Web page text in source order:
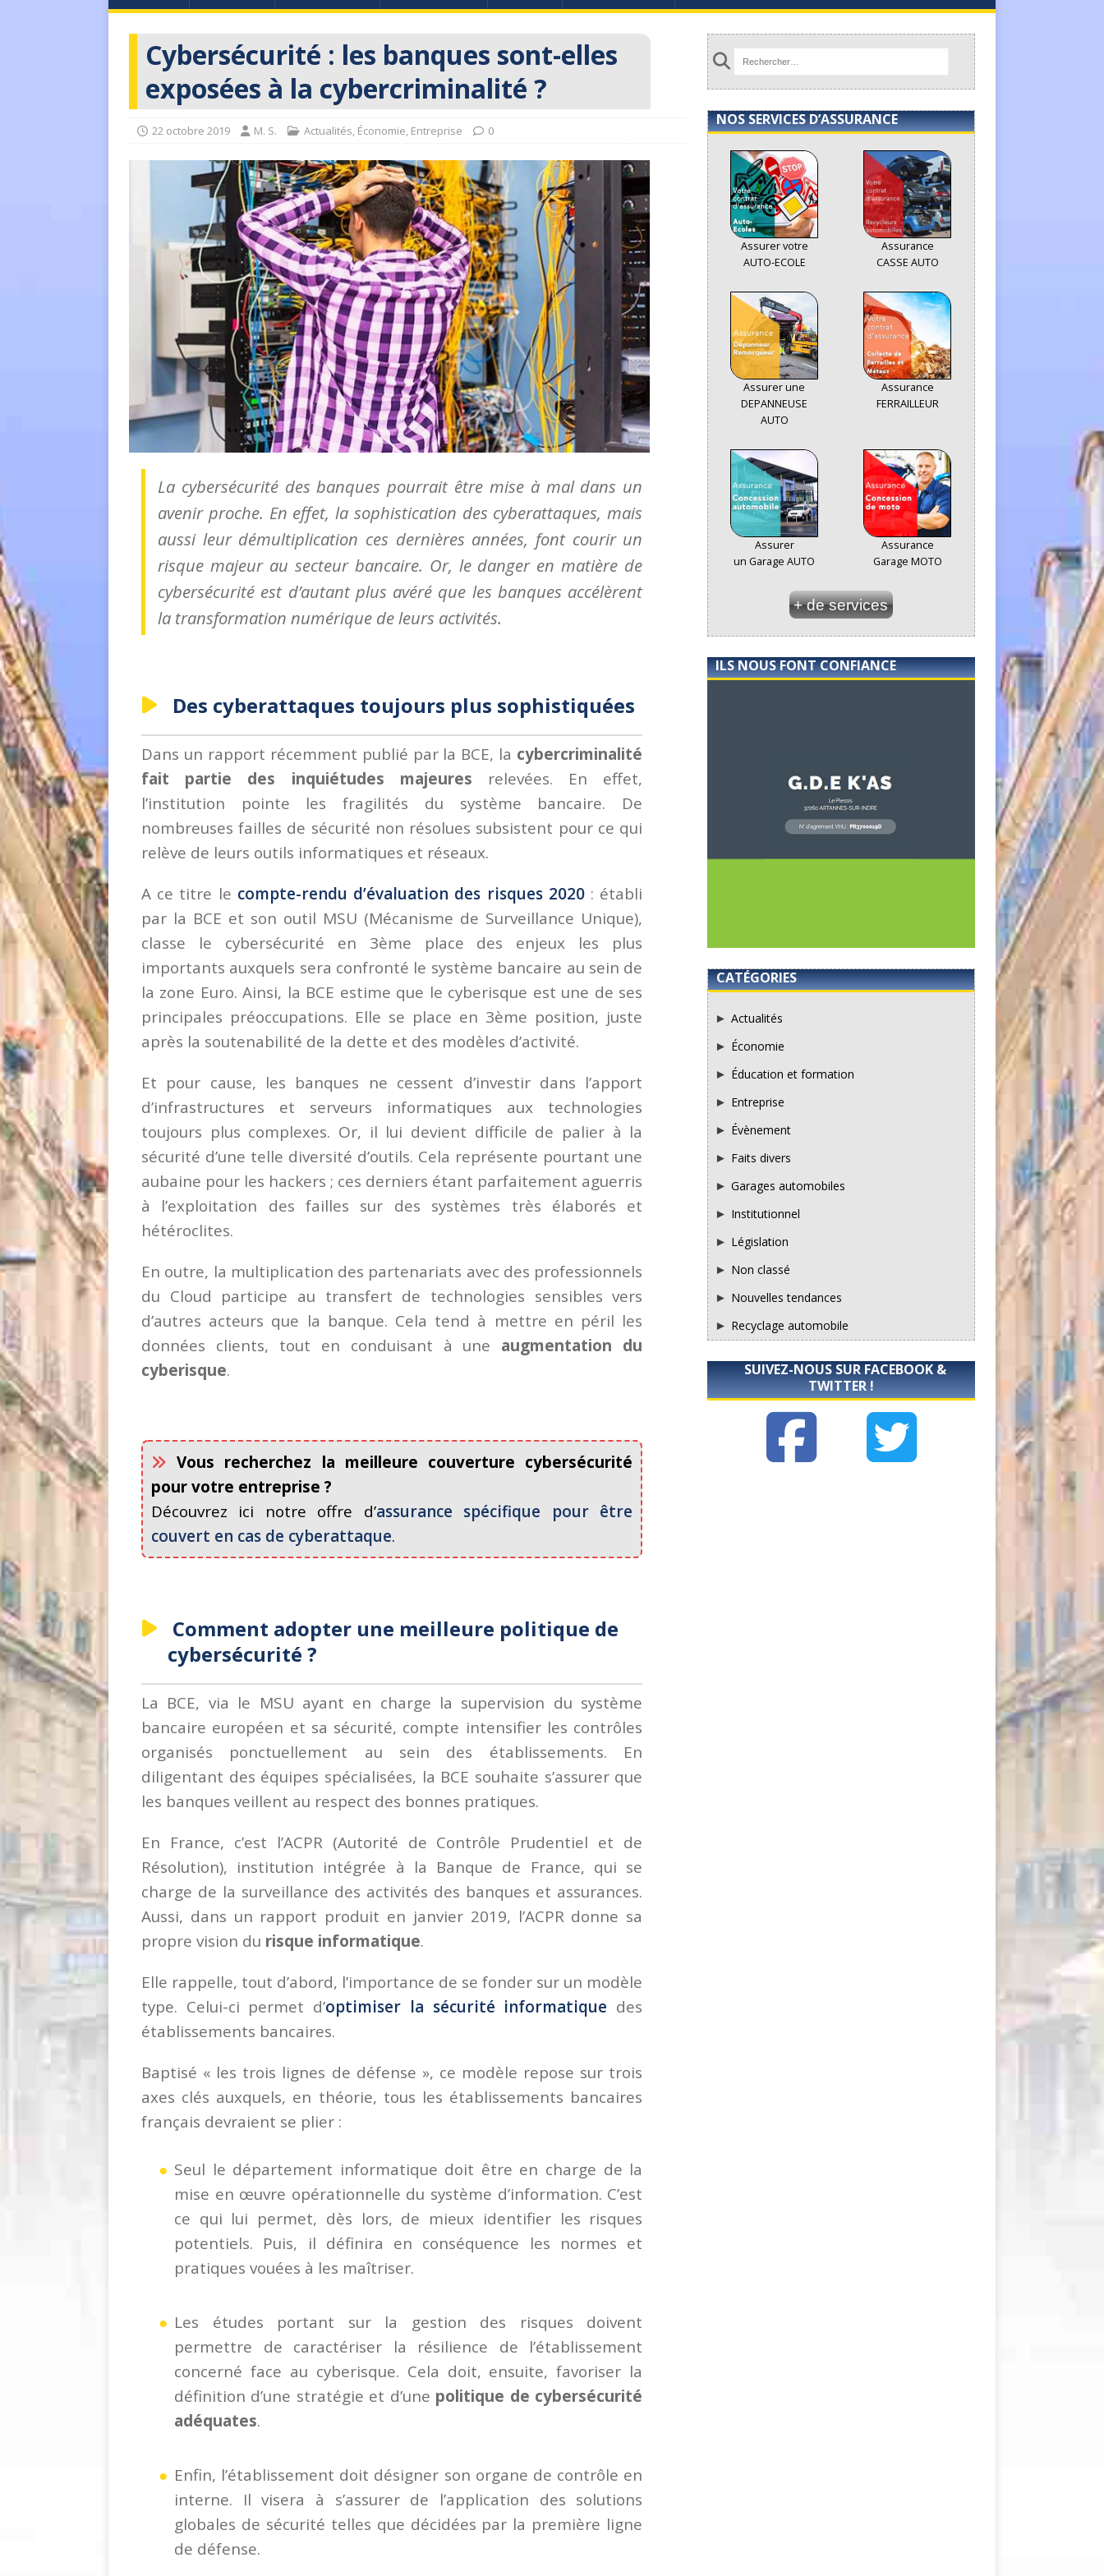
Cybersécurité : les banques sont-elles
exposées à la cybercriminalité ?
22 octobre 2019 M. S. Actualités, Économie, Entreprise 0
La cybersécurité des banques pourrait être mise à mal dans un
avenir proche. En effet, la sophistication des cyberattaques, mais
aussi leur démultiplication ces dernières années, font courir un
risque majeur au secteur bancaire. Or, le danger en matière de
cybersécurité est d’autant plus avéré que les banques accélèrent
la transformation numérique de leurs activités.
Des cyberattaques toujours plus sophistiquées
Dans un rapport récemment publié par la BCE, la cybercriminalité
fait partie des inquiétudes majeures relevées. En effet,
l’institution pointe les fragilités du système bancaire. De
nombreuses failles de sécurité non résolues subsistent pour ce qui
relève de leurs outils informatiques et réseaux.
A ce titre le compte-rendu d’évaluation des risques 2020: établi
par la BCE et son outil MSU (Mécanisme de Surveillance Unique),
classe le cybersécurité en 3ème place des enjeux les plus
importants auxquels sera confronté le système bancaire au sein de
la zone Euro. Ainsi, la BCE estime que le cyberisque est une de ses
principales préoccupations. Elle se place en 3ème position, juste
après la soutenabilité de la dette et des modèles d’activité.
Et pour cause, les banques ne cessent d’investir dans l’apport
d’infrastructures et serveurs informatiques aux technologies
toujours plus complexes. Or, il lui devient difficile de palier à la
sécurité d’une telle diversité d’outils. Cela représente pourtant une
aubaine pour les hackers ; ces derniers étant parfaitement aguerris
à l’exploitation des failles sur des systèmes très élaborés et
hétéroclites.
En outre, la multiplication des partenariats avec des professionnels
du Cloud participe au transfert de technologies sensibles vers
d’autres acteurs que la banque. Cela tend à mettre en péril les
données clients, tout en conduisant à une augmentation du
cyberisque.
Vous recherchez la meilleure couverture cybersécurité
pour votre entreprise ?
Découvrez ici notre offre d’assurance spécifique pour être
couvert en cas de cyberattaque.
Comment adopter une meilleure politique de
cybersécurité ?
La BCE, via le MSU ayant en charge la supervision du système
bancaire européen et sa sécurité, compte intensifier les contrôles
organisés ponctuellement au sein des établissements. En
diligentant des équipes spécialisées, la BCE souhaite s’assurer que
les banques veillent au respect des bonnes pratiques.
En France, c’est l’ACPR (Autorité de Contrôle Prudentiel et de
Résolution), institution intégrée à la Banque de France, qui se
charge de la surveillance des activités des banques et assurances.
Aussi, dans un rapport produit en janvier 2019, l’ACPR donne sa
propre vision du risque informatique.
Elle rappelle, tout d’abord, l’importance de se fonder sur un modèle
type. Celui-ci permet d’optimiser la sécurité informatique des
établissements bancaires.
Baptisé « les trois lignes de défense », ce modèle repose sur trois
axes clés auxquels, en théorie, tous les établissements bancaires
français devraient se plier :
Seul le département informatique doit être en charge de la
mise en œuvre opérationnelle du système d’information. C’est
ce qui lui permet, dès lors, de mieux identifier les risques
potentiels. Puis, il définira en conséquence les normes et
pratiques vouées à les maîtriser.
Les études portant sur la gestion des risques doivent
permettre de caractériser la résilience de l’établissement
concerné face au cyberisque. Cela doit, ensuite, favoriser la
définition d’une stratégie et d’une politique de cybersécurité
adéquates.
Enfin, l’établissement doit désigner son organe de contrôle en
interne. Il visera à s’assurer de l’application des solutions
globales de sécurité telles que décidées par la première ligne
de défense.
NOS SERVICES D’ASSURANCE
Assurer votre
AUTO-ECOLE
Assurance
CASSE AUTO
Assurer une
DEPANNEUSE
AUTO
Assurance
FERRAILLEUR
Assurer
un Garage AUTO
Assurance
Garage MOTO
+ de services
ILS NOUS FONT CONFIANCE
CATÉGORIES
Actualités
Économie
Éducation et formation
Entreprise
Évènement
Faits divers
Garages automobiles
Institutionnel
Législation
Non classé
Nouvelles tendances
Recyclage automobile
SUIVEZ-NOUS SUR FACEBOOK &
TWITTER !